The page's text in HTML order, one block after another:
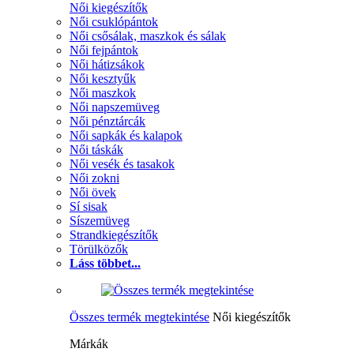
Női kiegészítők
Női csuklópántok
Női csősálak, maszkok és sálak
Női fejpántok
Női hátizsákok
Női kesztyűk
Női maszkok
Női napszemüveg
Női pénztárcák
Női sapkák és kalapok
Női táskák
Női vesék és tasakok
Női zokni
Női övek
Sí sisak
Síszemüveg
Strandkiegészítők
Törülközők
Láss többet...
Összes termék megtekintése Női kiegészítők
Márkák